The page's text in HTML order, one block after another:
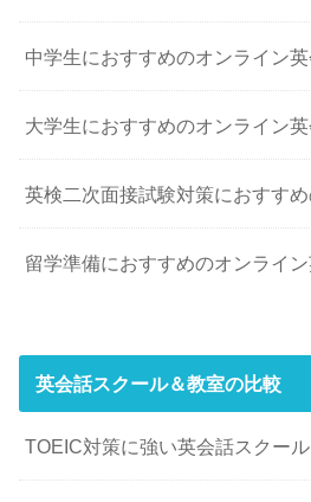
中学生におすすめのオンライン
大学生におすすめのオンライン
英検二次面接試験対策におすす
留学準備におすすめのオンライ
英会話スクール＆教室の比較
TOEIC対策に強い英会話スクール